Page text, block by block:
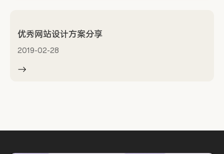
优秀网站设计方案分享
2019-02-28